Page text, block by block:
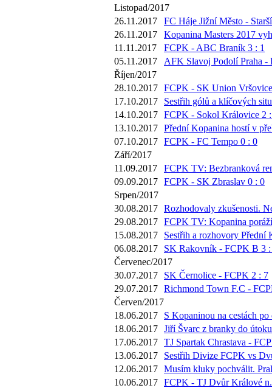
Listopad/2017
26.11.2017
FC Háje Jižní Město -
26.11.2017
Kopanina Masters 2017
11.11.2017
FCPK - ABC Braník 3 : 1
05.11.2017
AFK Slavoj Podolí Praha -
Říjen/2017
28.10.2017 FCPK - SK Union
17.10.2017
Sestřih gólů a klíčových
14.10.2017 FCPK - Sokol Královice 2
13.10.2017 Přední Kopanina hostí v
07.10.2017 FCPK - FC Tempo 0 : 0
Září/2017
11.09.2017
FCPK TV: Bezbranková
09.09.2017 FCPK - SK Zbraslav 0 : 0
Srpen/2017
30.08.2017 Rozhodovaly zkušenosti.
29.08.2017 FCPK TV: Kopanina
15.08.2017
Sestřih a rozhovory Přední
06.08.2017
SK Rakovník - FCPK B 3
Červenec/2017
30.07.2017
SK Černolice - FCPK 2 : 7
29.07.2017 Richmond Town F.C -
Červen/2017
18.06.2017
S Kopaninou na cestách
18.06.2017 Jiří Švarc z branky do
17.06.2017 TJ Spartak Chrastava -
13.06.2017
Sestřih Divize FCPK vs
12.06.2017 Musím kluky pochválit.
10.06.2017 FCPK - TJ Dvůr Králové